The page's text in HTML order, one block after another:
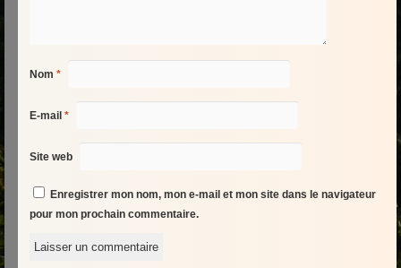
Nom *
E-mail *
Site web
Enregistrer mon nom, mon e-mail et mon site dans le navigateur
pour mon prochain commentaire.